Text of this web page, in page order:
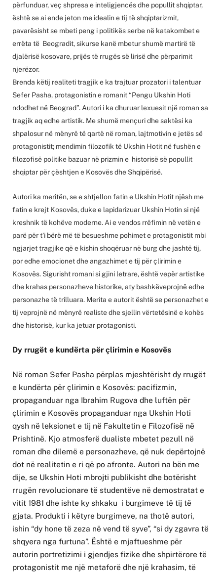
përfunduar, veç shpresa e inteligjencës dhe popullit shqiptar,
është se ai ende jeton me idealin e tij të shqiptarizmit,
pavarësisht se mbeti peng i politikës serbe në katakombet e
errëta të Beogradit, sikurse kanë mbetur shumë martirë të
djalërisë kosovare, prijës të rrugës së lirisë dhe përparimit
njerëzor.
Brenda këtij realiteti tragjik e ka trajtuar prozatori i talentuar
Sefer Pasha, protagonistin e romanit “Pengu Ukshin Hoti
ndodhet në Beograd”. Autori i ka dhuruar lexuesit një roman sa
tragjik aq edhe artistik. Me shumë mençuri dhe saktësi ka
shpalosur në mënyrë të qartë në roman, lajtmotivin e jetës së
protagonistit; mendimin filozofik të Ukshin Hotit në fushën e
filozofisë politike bazuar në prizmin e historisë së popullit
shqiptar për çështjen e Kosovës dhe Shqipërisë.
Autori ka meritën, se e shtjellon fatin e Ukshin Hotit njësh me
fatin e krejt Kosovës, duke e lapidarizuar Ukshin Hotin si një
kreshnik të kohëve moderne. Ai e vendos rrëfimin në vetën e
parë për t’i bërë më të besueshme pohimet e protagonistit mbi
ngjarjet tragjike që e kishin shoqëruar në burg dhe jashtë tij,
por edhe emocionet dhe angazhimet e tij për çlirimin e
Kosovës. Sigurisht romani si gjini letrare, është vepër artistike
dhe krahas personazheve historike, aty bashkëveprojnë edhe
personazhe të trilluara. Merita e autorit është se personazhet e
tij veprojnë në mënyrë realiste dhe sjellin vërtetësinë e kohës
dhe historisë, kur ka jetuar protagonisti.
Dy rrugët e kundërta për çlirimin e Kosovës
Në roman Sefer Pasha përplas mjeshtërisht dy rrugët
e kundërta për çlirimin e Kosovës: pacifizmin,
propaganduar nga Ibrahim Rugova dhe luftën për
çlirimin e Kosovës propaganduar nga Ukshin Hoti
qysh në leksionet e tij në Fakultetin e Filozofisë në
Prishtinë. Kjo atmosferë dualiste mbetet pezull në
roman dhe dilemë e personazheve, që nuk depërtojnë
dot në realitetin e ri që po afronte. Autori na bën me
dije, se Ukshin Hoti mbrojti publikisht dhe botërisht
rrugën revolucionare të studentëve në demostratat e
vitit 1981 dhe ishte ky shkaku i burgimeve të tij të
gjata. Produkti i këtyre burgimeve, na thotë autori,
ishin “dy hone të zeza në vend të syve”, “si dy zgavra të
shqyera nga furtuna”. Është e mjaftueshme për
autorin portretizimi i gjendjes fizike dhe shpirtërore të
protagonistit me një metaforë dhe një krahasim, të